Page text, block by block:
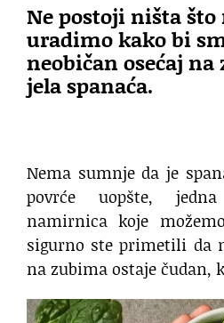
Ne postoji ništa što
uradimo kako bi
neobičan osećaj
jela spanaća.
Nema sumnje da je
povrće uopšte,
namirnica koje
sigurno ste primetili da
na zubima ostaje čudan,